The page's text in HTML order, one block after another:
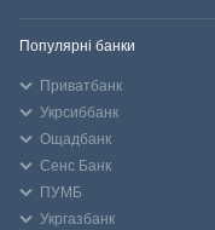
Популярні банки
Приватбанк
Укрсиббанк
Ощадбанк
Сенс Банк
ПУМБ
Укргазбанк